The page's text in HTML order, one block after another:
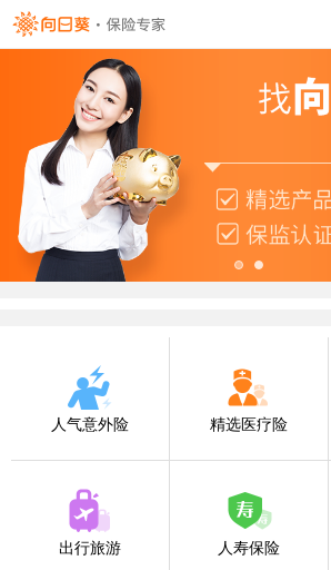
人气意外险 精选医疗险
出行旅游 人寿保险